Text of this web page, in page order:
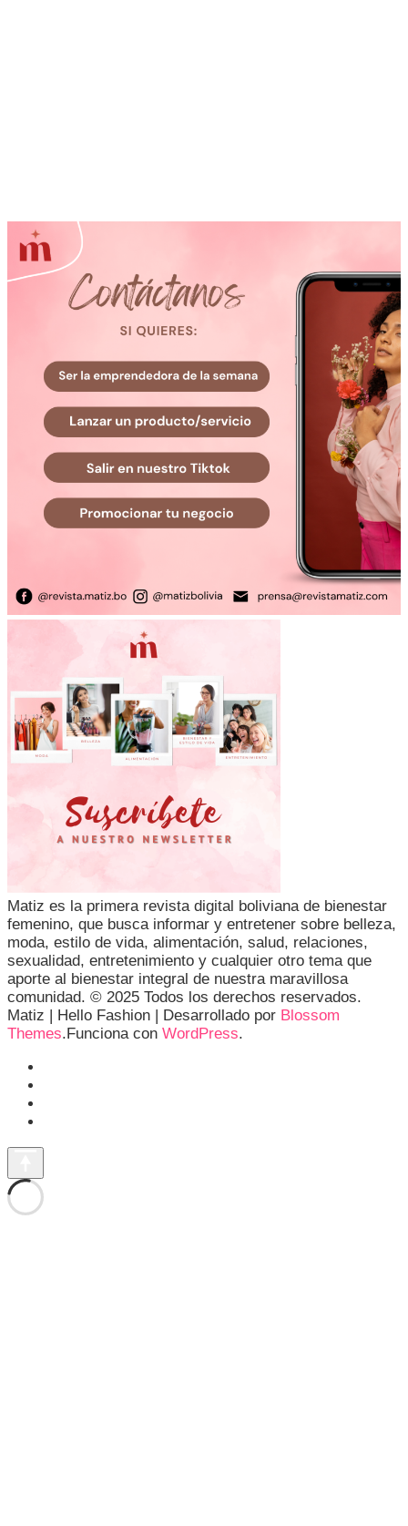
Matiz es la primera revista digital boliviana de bienestar
femenino, que busca informar y entretener sobre belleza,
moda, estilo de vida, alimentación, salud, relaciones,
sexualidad, entretenimiento y cualquier otro tema que
aporte al bienestar integral de nuestra maravillosa
comunidad. © 2025 Todos los derechos reservados.
Matiz | Hello Fashion | Desarrollado por Blossom
Themes.Funciona con WordPress.